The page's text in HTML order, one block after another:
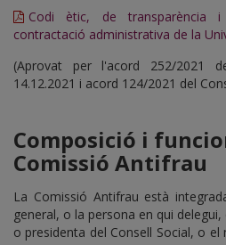
Codi ètic, de transparència
contractació administrativa de la
(Aprovat per l'acord 252/2021
14.12.2021 i acord 124/2021 del
Composició i
Comissió Antifrau
La Comissió Antifrau està
general, o la persona en qui
o presidenta del Consell Social, o